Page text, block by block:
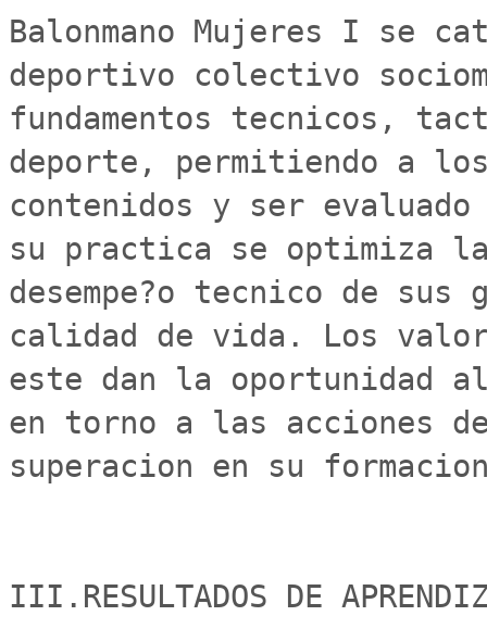
Balonmano Mujeres I se
deportivo colectivo
fundamentos tecnicos,
deporte, permitiendo a
contenidos y ser
su practica se optimiza
desempe?o tecnico de
calidad de vida. Los
este dan la oportunidad
en torno a las acciones
superacion en su
III.RESULTADOS DE